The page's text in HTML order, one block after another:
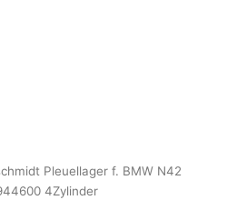
Pleuellager f. BMW N42
4Zylinder